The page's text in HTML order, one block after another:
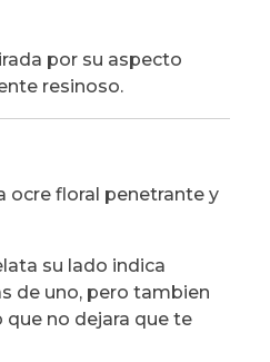
por su aspecto
resinoso.
ocre floral penetrante y
su lado indica
de uno, pero tambien
no dejara que te